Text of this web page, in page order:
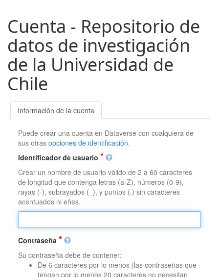
Cuenta - Repositorio de
datos de investigación
de la Universidad de
Chile
Información de la cuenta
Puede crear una cuenta en Dataverse con cualquiera de
sus otrasopciones de identificación.
Identificador de usuario
Crear un nombre de usuario válido de 2 a 60 caracteres
de longitud que contenga letras (a-Z), números (0-9),
rayas (-), subrayados (_), y puntos (.) sin caracteres
acentuados ni eñes.
Contraseña
Su contraseña debe de contener:
De 6 caracteres por lo menos (las contraseñas que
tengan por lo menos 20 caracteres no necesitan